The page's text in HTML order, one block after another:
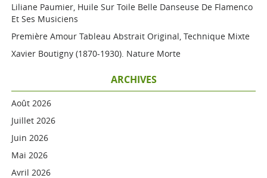
Liliane Paumier, Huile Sur Toile Belle Danseuse De Flamenco
Et Ses Musiciens
Première Amour Tableau Abstrait Original, Technique Mixte
Xavier Boutigny (1870-1930). Nature Morte
ARCHIVES
Août 2026
Juillet 2026
Juin 2026
Mai 2026
Avril 2026